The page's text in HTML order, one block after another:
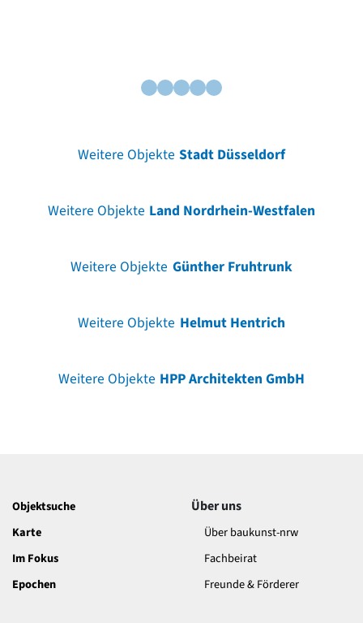
Weitere Objekte Stadt Düsseldorf
Weitere Objekte Land Nordrhein-Westfalen
Weitere Objekte Günther Fruhtrunk
Weitere Objekte Helmut Hentrich
Weitere Objekte HPP Architekten GmbH
Objektsuche
Karte
Im Fokus
Epochen
Über uns
Über baukunst-nrw
Fachbeirat
Freunde & Förderer